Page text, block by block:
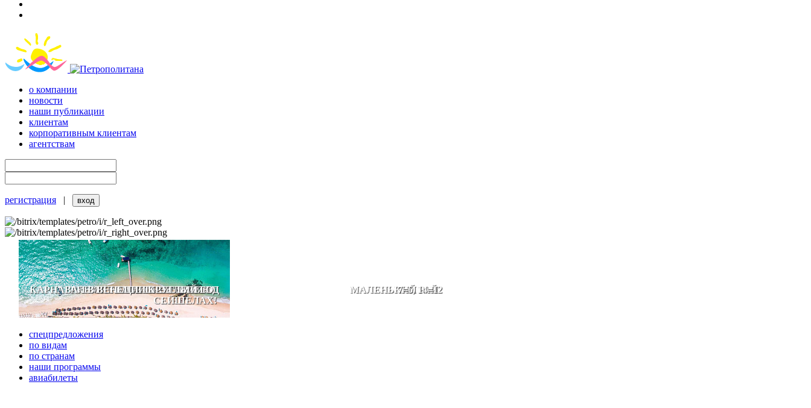
о компании
новости
наши публикации
клиентам
корпоративным клиентам
агентствам
регистрация |
ОКУНИТЕСЬ В СКАЗКУ!
ЗИМНЕЕ ПРОМО!
PREMIUM ALL-INCLUSIVE НА
СЕЙШЕЛАХ!
КАРНАВАЛ В ВЕНЕЦИИ КРУГЛЫЙ ГОД МАЛЕНЬКИЙ РАЙ
7=6, 14=12
спецпредложения
по видам
по странам
наши программы
авиабилеты